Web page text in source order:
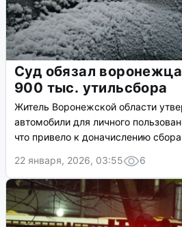
Суд обязал
900 тыс. утильсбора
Житель Воронежской области
автомобили для личного
что привело к доначислению
22 января, 2026, 03:55
6